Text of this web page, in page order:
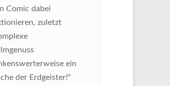
Comic dabei
zuletzt
ein
der Erdgeister!“